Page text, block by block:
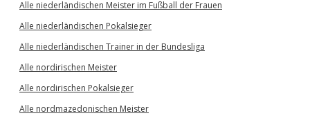
Alle niederländischen Meister im Fußball der Frauen
Alle niederländischen Pokalsieger
Alle niederländischen Trainer in der Bundesliga
Alle nordirischen Meister
Alle nordirischen Pokalsieger
Alle nordmazedonischen Meister